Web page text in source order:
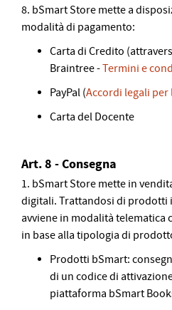
8. bSmart Store mette a
modalità di pagamento:
Carta di Credito
Braintree -Termini e
PayPal (Accordi legali per
Carta del Docente
Art. 8 - Consegna
1. bSmart Store mette in
digitali. Trattandosi di prodotti
avviene in modalità
in base alla tipologia di
Prodotti bSmart:
di un codice di
piattaforma bSmart